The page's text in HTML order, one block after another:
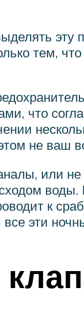
эту
тем,
что
не ваш
или
воды.
к
эти